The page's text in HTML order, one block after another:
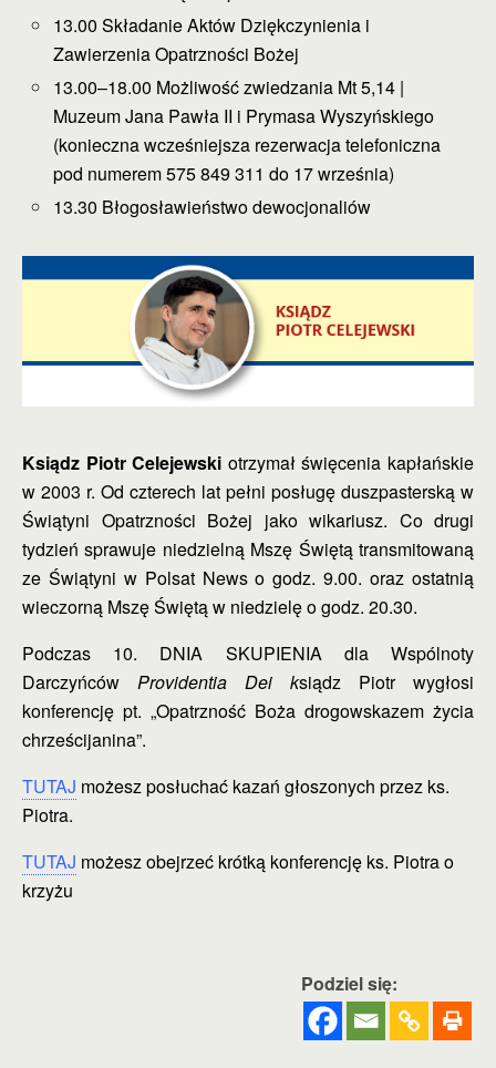
13.00 Składanie Aktów Dziękczynienia i
Zawierzenia Opatrzności Bożej
13.00–18.00 Możliwość zwiedzania Mt 5,14 |
Muzeum Jana Pawła II i Prymasa Wyszyńskiego
(konieczna wcześniejsza rezerwacja telefoniczna
pod numerem 575 849 311 do 17 września)
13.30 Błogosławieństwo dewocjonaliów
Ksiądz Piotr Celejewski otrzymał święcenia kapłańskie
w 2003 r. Od czterech lat pełni posługę duszpasterską w
Świątyni Opatrzności Bożej jako wikariusz. Co drugi
tydzień sprawuje niedzielną Mszę Świętą transmitowaną
ze Świątyni w Polsat News o godz. 9.00. oraz ostatnią
wieczorną Mszę Świętą w niedzielę o godz. 20.30.
Podczas 10. DNIA SKUPIENIA dla Wspólnoty
Darczyńców Providentia Dei ksiądz Piotr wygłosi
konferencję pt. „Opatrzność Boża drogowskazem życia
chrześcijanina”.
TUTAJ możesz posłuchać kazań głoszonych przez ks.
Piotra.
TUTAJ możesz obejrzeć krótką konferencję ks. Piotra o
krzyżu
Podziel się: